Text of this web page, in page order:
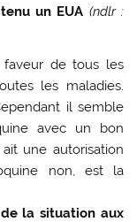
un EUA (ndlr :
de tous les
les maladies.
il semble
avec un bon
une autorisation
non, est la
de la situation aux